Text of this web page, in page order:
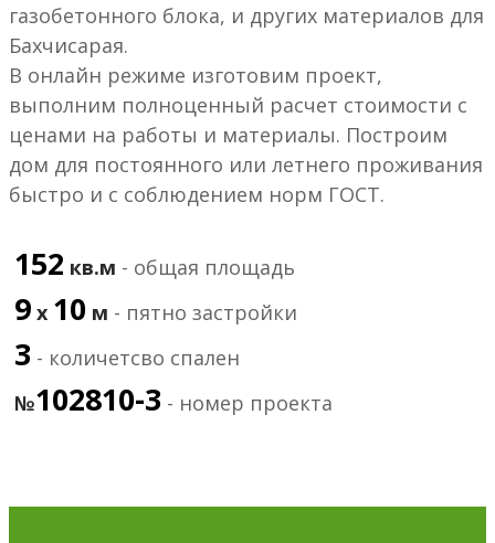
газобетонного блока, и других материалов для
Бахчисарая.
В онлайн режиме изготовим проект,
выполним полноценный расчет стоимости с
ценами на работы и материалы. Построим
дом для постоянного или летнего проживания
быстро и с соблюдением норм ГОСТ.
152 кв.м - общая площадь
9 х 10 м - пятно застройки
3 - количетсво спален
№102810-3 - номер проекта